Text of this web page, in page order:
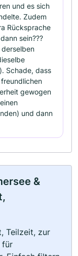
und es sich
Zudem
Rücksprache
sein???
Schade, dass
gewogen
und dann
&
Teilzeit, zur
für